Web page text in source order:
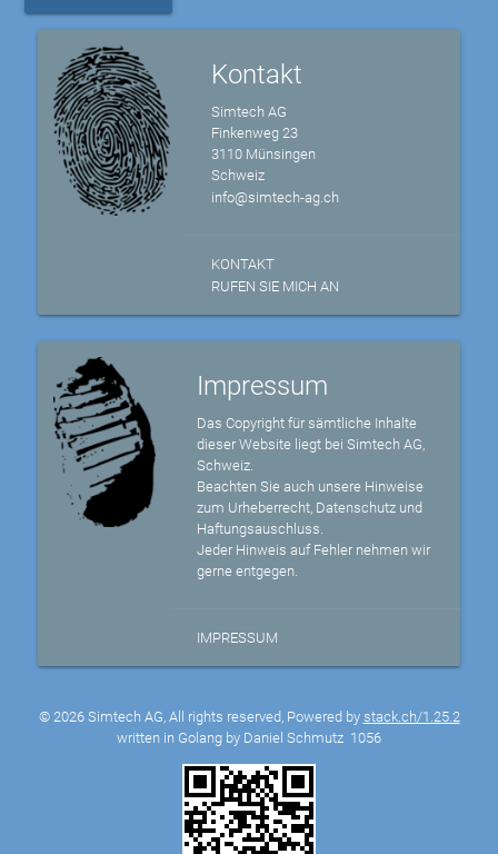
Kontakt
Simtech AG
Finkenweg 23
3110 Münsingen
Schweiz
info@simtech-ag.ch
KONTAKT
RUFEN SIE MICH AN
Impressum
Das Copyright für sämtliche Inhalte
dieser Website liegt bei Simtech AG,
Schweiz.
Beachten Sie auch unsere Hinweise
zum Urheberrecht, Datenschutz und
Haftungsauschluss.
Jeder Hinweis auf Fehler nehmen wir
gerne entgegen.
IMPRESSUM
© 2026 Simtech AG, All rights reserved, Powered by stack.ch/1.25.2
written in Golang by Daniel Schmutz 1056